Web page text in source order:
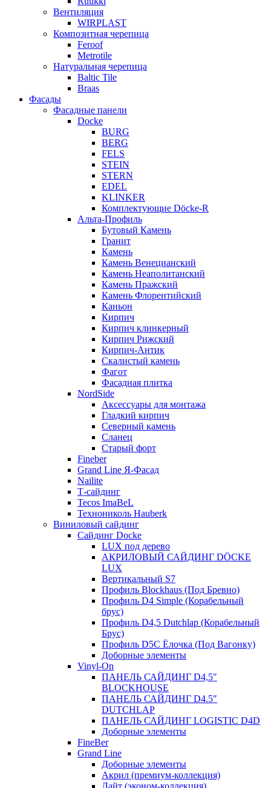
Вентиляция
WIRPLAST
Композитная черепица
Feroof
Metrotile
Натуральная черепица
Baltic Tile
Braas
Фасады
Фасадные панели
Docke
BURG
BERG
FELS
STEIN
STERN
EDEL
KLINKER
Комплектующие Döcke-R
Альта-Профиль
Бутовый Камень
Гранит
Камень
Камень Венецианский
Камень Неаполитанский
Камень Пражский
Камень Флорентийский
Каньон
Кирпич
Кирпич клинкерный
Кирпич Рижский
Кирпич-Антик
Скалистый камень
Фагот
Фасадная плитка
NordSide
Аксессуары для монтажа
Гладкий кирпич
Северный камень
Сланец
Старый форт
Fineber
Grand Line Я-Фасад
Nailite
Т-сайдинг
Tecos ImaBeL
Технониколь Hauberk
Виниловый сайдинг
Сайдинг Docke
LUX под дерево
АКРИЛОВЫЙ САЙДИНГ DÖCKE
LUX
Вертикальный S7
Профиль Blockhaus (Под Бревно)
Профиль D4 Simple (Корабельный
брус)
Профиль D4,5 Dutchlap (Корабельный
Брус)
Профиль D5C Ёлочка (Под Вагонку)
Доборные элементы
Vinyl-On
ПАНЕЛЬ САЙДИНГ D4,5″
BLOCKHOUSE
ПАНЕЛЬ САЙДИНГ D4.5″
DUTCHLAP
ПАНЕЛЬ САЙДИНГ LOGISTIC D4D
Доборные элементы
FineBer
Grand Line
Доборные элементы
Акрил (премиум-коллекция)
Лайт (эконом-коллекция)